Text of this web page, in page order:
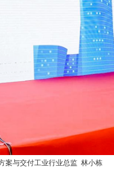
案与交付工业行业总监 林小栋